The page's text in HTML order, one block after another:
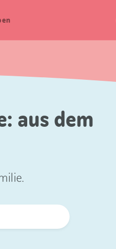
aus dem